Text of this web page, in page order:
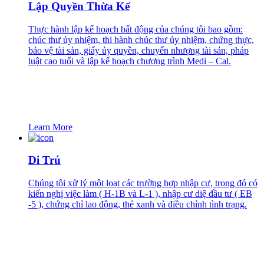
Lập Quyền Thừa Kế
Thực hành lập kế hoạch bất động của chúng tôi bao gồm:
chúc thư ủy nhiệm, thi hành chúc thư ủy nhiệm, chứng thực,
bảo vệ tài sản, giấy ủy quyền, chuyển nhượng tài sản, pháp
luật cao tuổi và lập kế hoạch chương trình Medi – Cal.
Learn More
Di Trú
Chúng tôi xử lý một loạt các trường hợp nhập cư, trong đó có
kiến nghị việc làm ( H-1B và L-1 ), nhập cư diệ đầu tư ( EB
-5 ), chứng chỉ lao động, thẻ xanh và điều chỉnh tình trạng.